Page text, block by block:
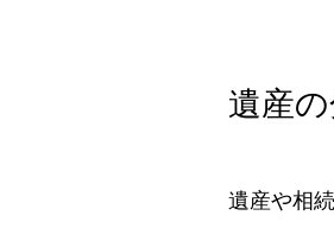
遺産
遺産や相